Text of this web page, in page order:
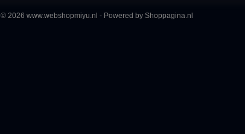
© 2026 www.webshopmiyu.nl - Powered by Shoppagina.nl